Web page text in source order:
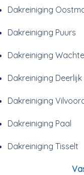
Dakreiniging
Dakreiniging Puurs
Dakreiniging
Dakreiniging Deerlijk
Dakreiniging
Dakreiniging Paal
Dakreiniging Tisselt